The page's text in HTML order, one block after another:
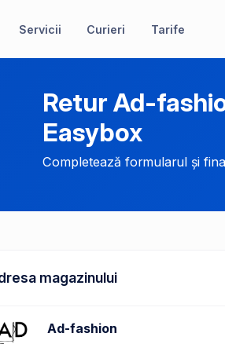
Servicii Curieri Tarife
Retur Ad-
Easybox
Completează formularul și
magazinului
Ad-fashion